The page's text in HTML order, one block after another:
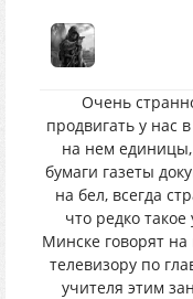
Очень
продвигать у нас
на нем единицы,
бумаги газеты
на бел, всегда
что редко
Минске говорят
телевизору по
учителя этим